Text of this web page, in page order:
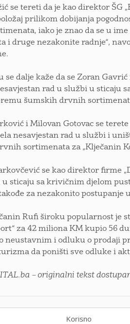
se tereti da je kao direktor ŠG
prilikom dobijanja
iako je znao da se u
i druge nezakonite radnje“,
se dalje kaže da se Zoran
rad u službi u sticaju
šumskih drvnih sortimenata
i Milovan Gotovac se
nesavjestan rad u službi i
sortimenata za „Klječanin
se kao direktor firme
u sticaju sa krivičnim djelom
za nezakonito
Rufi široku popularnost je
za 42 miliona KM kupio 56
neustavnim i odluku o prodaji
da poništi sve odluke i
– originalni tekst
Korisno